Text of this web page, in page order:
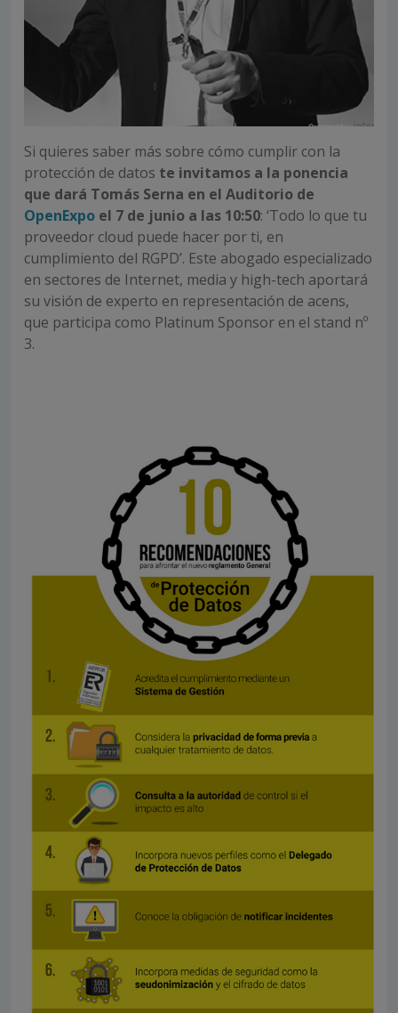
Si quieres saber más sobre cómo cumplir con la
protección de datos te invitamos a la ponencia
que dará Tomás Serna en el Auditorio de
OpenExpo el 7 de junio a las 10:50: ‘Todo lo que tu
proveedor cloud puede hacer por ti, en
cumplimiento del RGPD’. Este abogado especializado
en sectores de Internet, media y high-tech aportará
su visión de experto en representación de acens,
que participa como Platinum Sponsor en el stand nº
3.